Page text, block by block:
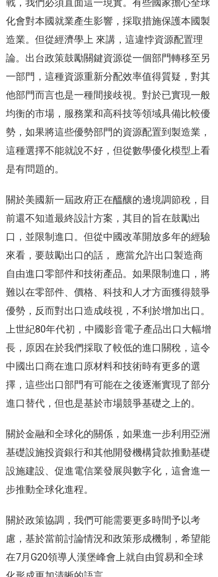
戰，我們必須直面這一現實。有些國家擔心全球
化會對本國就業產生影響，採取措施保護本國製
造業。但從經濟學上 來講，這違悖資源配置理
論。出台政策鼓勵關鍵資源從一個部門轉移至另
一部門，這種資源重新分配效率值得質疑，對其
他部門而言也是一種間接歧視。對於已實現一般
均衡的市場，服務業和高科技等領域具備比較優
勢，如果將這些優勢部門的資源配置到製造業，
這種選擇不能就說不好，但從數學優化模型上看
是有問題的。
關於美國新一屆政府正在醞釀的邊境調節稅，目
前還不知道最終設計方案，其目的旨在鼓勵出
口，並限制進口。但從中國改革開放多年的經驗
來看，要鼓勵出口的話， 應當允許出口製造商
自由進口零部件和技術產品。如果限制進口，將
難以在零部件、價格、科技和人才方面獲得競爭
優勢，反而對出口造成歧視，不利於增加出口。
上世紀80年代初，中國影音電子產品出口大幅增
長，原因在於我們採取了較低的進口關稅，這令
中國出口商在進口原材料和技術時有更多的選
擇，這些出口部門有可能在之後逐漸實現了部分
進口替代，但也是基於市場競爭基礎之上的。
關於金融和全球化的關係，如果進一步利用亞洲
基礎設施投資銀行和其他開發機構貸款推動基礎
設施建設、促進電信業發展與數字化，這會進一
步推動全球化進程。
關於政策協調，我們可能需要更多時間予以考
慮，基於當前討論情況和政策形成機制，希望能
在7月G20領導人漢堡峰會上就自由貿易和全球